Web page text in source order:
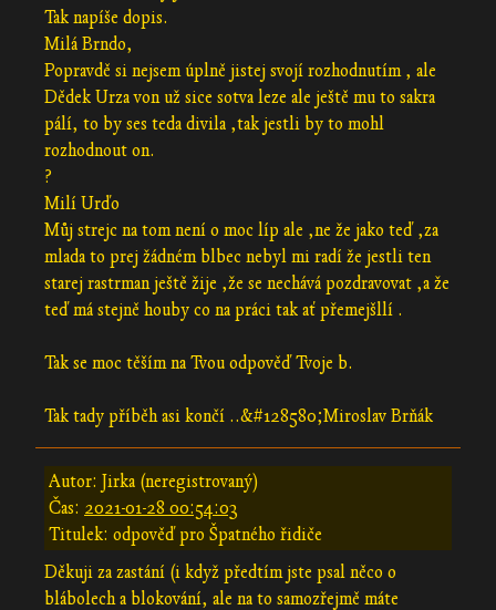
Tak napíše dopis.
Milá Brndo,
Popravdě si nejsem úplně jistej svojí rozhodnutím , ale
Dědek Urza von už sice sotva leze ale ještě mu to sakra
pálí, to by ses teda divila ,tak jestli by to mohl
rozhodnout on.
?
Milí Urďo
Můj strejc na tom není o moc líp ale ,ne že jako teď ,za
mlada to prej žádném blbec nebyl mi radí že jestli ten
starej rastrman ještě žije ,že se nechává pozdravovat ,a že
teď má stejně houby co na práci tak ať přemejšllí .
Tak se moc těším na Tvou odpověď Tvoje b.
Tak tady příběh asi končí ..&#128580;Miroslav Brňák
Autor: Jirka (neregistrovaný)
Čas: 2021-01-28 00:54:03
Titulek: odpověď pro Špatného řidiče
Děkuji za zastání (i když předtím jste psal něco o
blábolech a blokování, ale na to samozřejmě máte